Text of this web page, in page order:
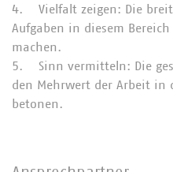
4. Vielfalt zeigen: Die
Aufgaben in diesem
machen.
5. Sinn vermitteln: Die
den Mehrwert der Arbeit in
betonen.